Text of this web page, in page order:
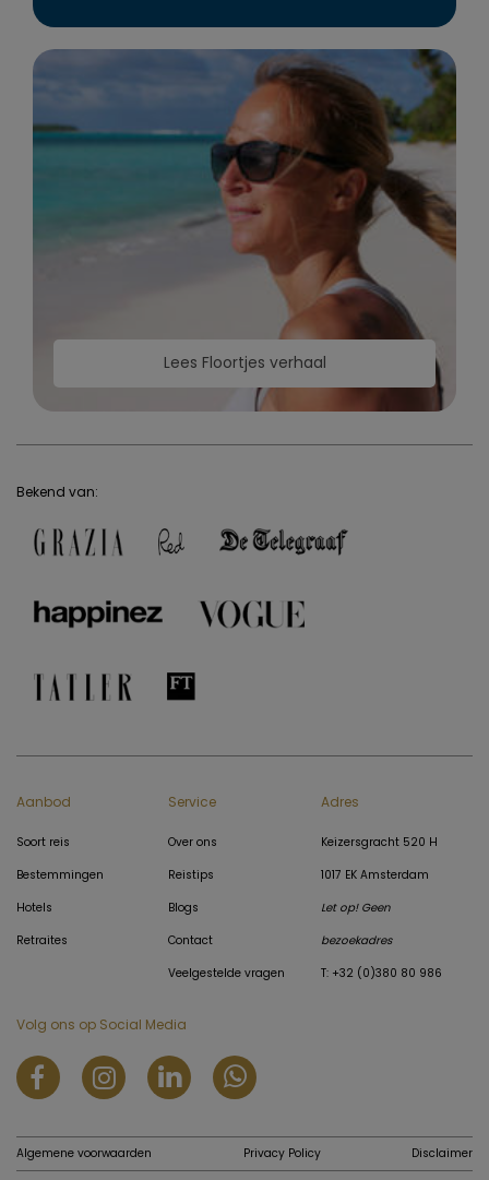
Lees Floortjes verhaal
Bekend van:
Aanbod
Soort reis
Bestemmingen
Hotels
Retraites
Service
Over ons
Reistips
Blogs
Contact
Veelgestelde vragen
Adres
Keizersgracht 520 H
1017 EK Amsterdam
Let op! Geen
bezoekadres
T: +32 (0)380 80 986
Volg ons op Social Media
Algemene voorwaarden Privacy Policy Disclaimer